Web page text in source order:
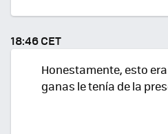
18:46 CET
Honestamente, esto
ganas le tenía de la